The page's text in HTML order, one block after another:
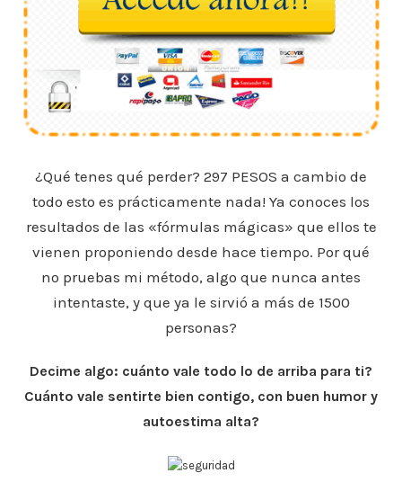
¿Qué tenes qué perder? 297 PESOS a cambio de
todo esto es prácticamente nada! Ya conoces los
resultados de las «fórmulas mágicas» que ellos te
vienen proponiendo desde hace tiempo. Por qué
no pruebas mi método, algo que nunca antes
intentaste, y que ya le sirvió a más de 1500
personas?
Decime algo: cuánto vale todo lo de arriba para ti?
Cuánto vale sentirte bien contigo, con buen humor y
autoestima alta?